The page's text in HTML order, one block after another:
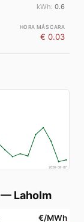
0.6
€ 0.03
2026-08-07
— Laholm
€/MWh